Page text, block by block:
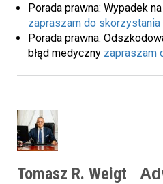
Porada prawna: Wypadek
zapraszam do skorzystania
Porada prawna:
błąd medyczny zapraszam
Tomasz R. Weigt